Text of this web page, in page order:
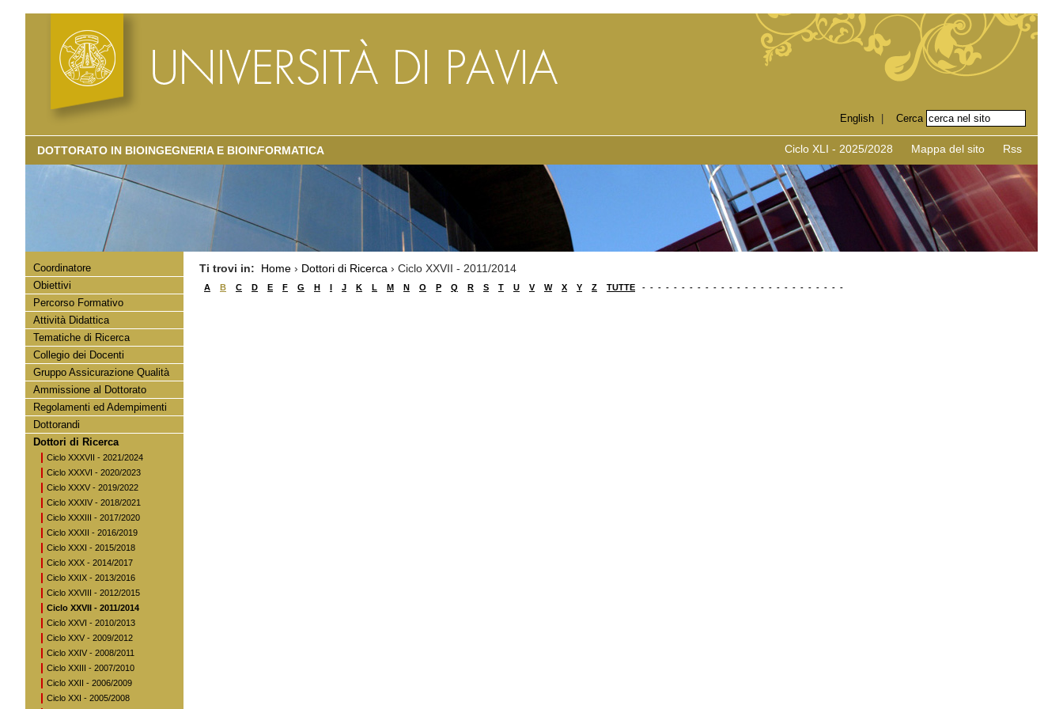
English
DOTTORATO IN BIOINGEGNERIA E BIOINFORMATICA Ciclo XLI - 2025/2028 Mappa del sito Rss
Coordinatore
Obiettivi
Percorso Formativo
Attività Didattica
Tematiche di Ricerca
Collegio dei Docenti
Gruppo Assicurazione Qualità
Ammissione al Dottorato
Regolamenti ed Adempimenti
Dottorandi
Dottori di Ricerca
Ciclo XXXVII - 2021/2024
Ciclo XXXVI - 2020/2023
Ciclo XXXV - 2019/2022
Ciclo XXXIV - 2018/2021
Ciclo XXXIII - 2017/2020
Ciclo XXXII - 2016/2019
Ciclo XXXI - 2015/2018
Ciclo XXX - 2014/2017
Ciclo XXIX - 2013/2016
Ciclo XXVIII - 2012/2015
Ciclo XXVII - 2011/2014
Ciclo XXVI - 2010/2013
Ciclo XXV - 2009/2012
Ciclo XXIV - 2008/2011
Ciclo XXIII - 2007/2010
Ciclo XXII - 2006/2009
Ciclo XXI - 2005/2008
Ti trovi in: Home › Dottori di Ricerca › Ciclo XXVII - 2011/2014
A -
B -
C -
D -
E -
F -
G -
H -
I -
J -
K -
L -
M -
N -
O -
P -
Q -
R -
S -
T -
U -
V -
W -
X -
Y -
Z -
TUTTE